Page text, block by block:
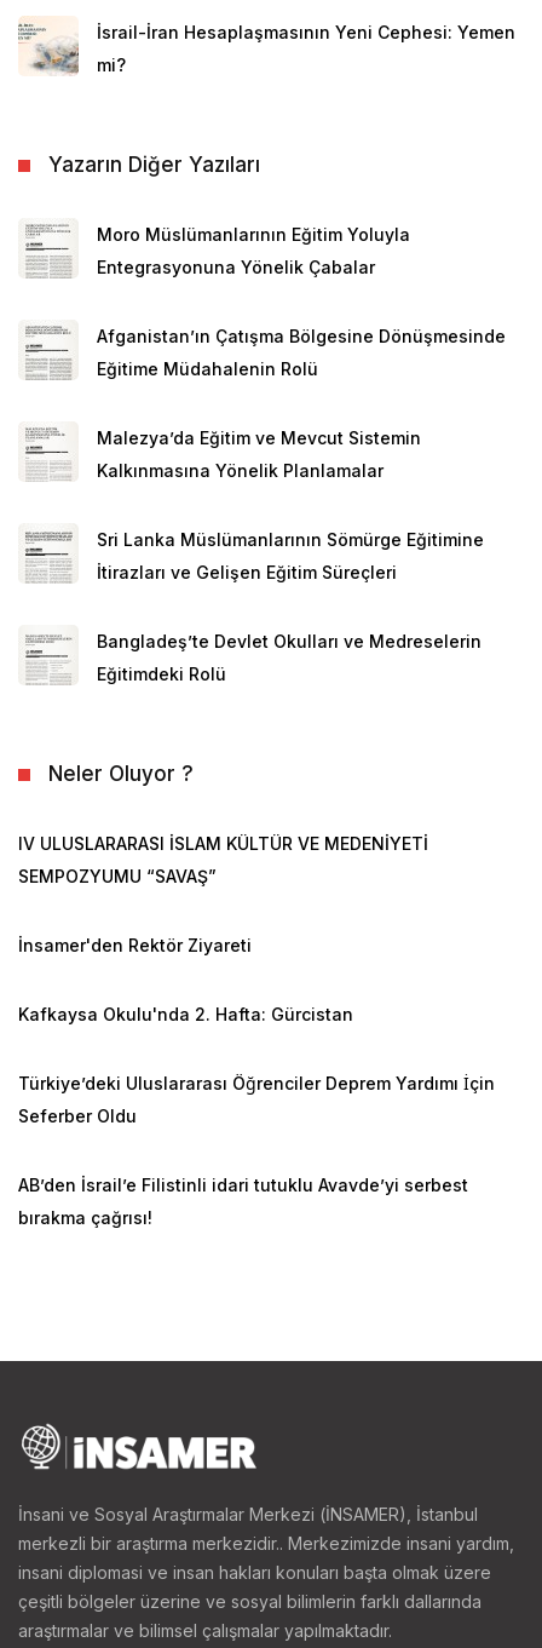
İsrail-İran Hesaplaşmasının Yeni Cephesi: Yemen
mi?
Yazarın Diğer Yazıları
Moro Müslümanlarının Eğitim Yoluyla
Entegrasyonuna Yönelik Çabalar
Afganistan’ın Çatışma Bölgesine Dönüşmesinde
Eğitime Müdahalenin Rolü
Malezya’da Eğitim ve Mevcut Sistemin
Kalkınmasına Yönelik Planlamalar
Sri Lanka Müslümanlarının Sömürge Eğitimine
İtirazları ve Gelişen Eğitim Süreçleri
Bangladeş’te Devlet Okulları ve Medreselerin
Eğitimdeki Rolü
Neler Oluyor ?
IV ULUSLARARASI İSLAM KÜLTÜR VE MEDENİYETİ
SEMPOZYUMU “SAVAŞ”
İnsamer'den Rektör Ziyareti
Kafkaysa Okulu'nda 2. Hafta: Gürcistan
Türkiye’deki Uluslararası Öğrenciler Deprem Yardımı İçin
Seferber Oldu
AB’den İsrail’e Filistinli idari tutuklu Avavde’yi serbest
bırakma çağrısı!
İnsani ve Sosyal Araştırmalar Merkezi (İNSAMER), İstanbul
merkezli bir araştırma merkezidir.. Merkezimizde insani yardım,
insani diplomasi ve insan hakları konuları başta olmak üzere
çeşitli bölgeler üzerine ve sosyal bilimlerin farklı dallarında
araştırmalar ve bilimsel çalışmalar yapılmaktadır.